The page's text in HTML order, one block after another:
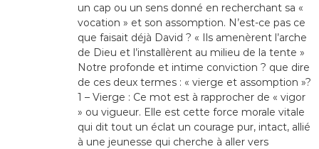
un cap ou un sens donné en recherchant sa «
vocation » et son assomption. N’est-ce pas ce
que faisait déjà David ? « Ils amenèrent l’arche
de Dieu et l’installèrent au milieu de la tente »
Notre profonde et intime conviction ? que dire
de ces deux termes : « vierge et assomption »?
1 – Vierge : Ce mot est à rapprocher de « vigor
» ou vigueur. Elle est cette force morale vitale
qui dit tout un éclat un courage pur, intact, allié
à une jeunesse qui cherche à aller vers